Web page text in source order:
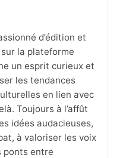
d’édition et
la plateforme
un esprit curieux et
les tendances
en lien avec
Toujours à l’affût
idées audacieuses,
à valoriser les voix
ponts entre